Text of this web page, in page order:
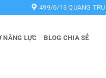
499/6/13 QUANG
NĂNG LỰC BLOG CHIA SẺ